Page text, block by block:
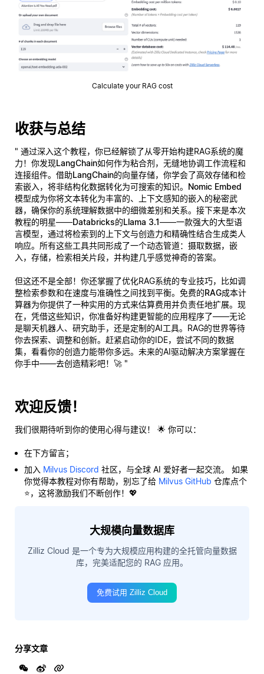
Calculate your RAG cost
收获与总结
" 通过深入这个教程，你已经解锁了从零开始构建RAG系统的魔
力！你发现LangChain如何作为粘合剂，无缝地协调工作流程和
连接组件。借助LangChain的向量存储，你学会了高效存储和检
索嵌入，将非结构化数据转化为可搜索的知识。 Nomic Embed
模型成为你将文本转化为丰富的、上下文感知的嵌入的秘密武
器，确保你的系统理解数据中的细微差别和关系。接下来是本次
教程的明星——Databricks的Llama 3.1——一款强大的大型语
言模型，通过将检索到的上下文与创造力和精确性结合生成类人
响应。所有这些工具共同形成了一个动态管道：摄取数据，嵌
入，存储，检索相关片段，并构建几乎感觉神奇的答案。
但这还不是全部！你还掌握了优化RAG系统的专业技巧，比如调
整检索参数和在速度与准确性之间找到平衡。免费的RAG成本计
算器为你提供了一种实用的方式来估算费用并负责任地扩展。现
在，凭借这些知识，你准备好构建更智能的应用程序了——无论
是聊天机器人、研究助手，还是定制的AI工具。RAG的世界等待
你去探索、调整和创新。赶紧启动你的IDE，尝试不同的数据
集，看看你的创造力能带你多远。未来的AI驱动解决方案掌握在
你手中——去创造精彩吧！🚀 "
欢迎反馈！
我们很期待听到你的使用心得与建议！ 🌟 你可以：
在下方留言；
加入 Milvus Discord 社区，与全球 AI 爱好者一起交流。 如果
你觉得本教程对你有帮助，别忘了给 Milvus GitHub 仓库点个
⭐，这将激励我们不断创作！💖
大规模向量数据库
Zilliz Cloud 是一个专为大规模应用构建的全托管向量数据
库，完美适配您的 RAG 应用。
免费试用 Zilliz Cloud
分享文章